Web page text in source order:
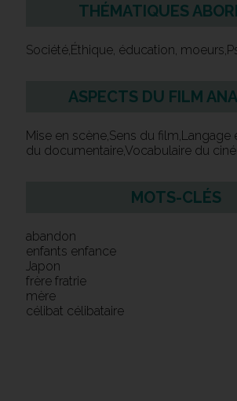
THÉMATIQUES
Société,Éthique, éducation,
ASPECTS DU FILM
Mise en scène,Sens du film,Langage
du documentaire,Vocabulaire du
MOTS-CLÉS
abandon
enfants enfance
Japon
frère fratrie
mère
célibat célibataire